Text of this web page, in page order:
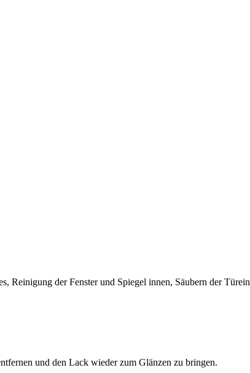
Reinigung der Fenster und Spiegel innen, Säubern der
und den Lack wieder zum Glänzen zu bringen.